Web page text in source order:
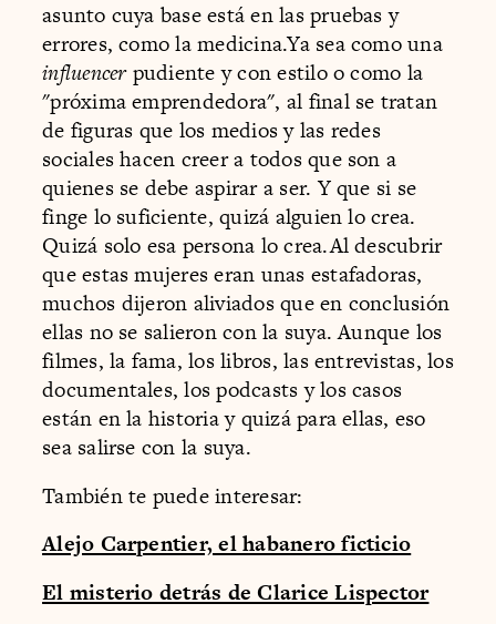
asunto cuya base está en las pruebas y
errores, como la medicina.Ya sea como una
influencerpudiente y con estilo o como la
"próxima emprendedora", al final se tratan
de figuras que los medios y las redes
sociales hacen creer a todos que son a
quienes se debe aspirar a ser. Y que si se
finge lo suficiente, quizá alguien lo crea.
Quizá solo esa persona lo crea.Al descubrir
que estas mujeres eran unas estafadoras,
muchos dijeron aliviados que en conclusión
ellas no se salieron con la suya. Aunque los
filmes, la fama, los libros, las entrevistas, los
documentales, los podcasts y los casos
están en la historia y quizá para ellas, eso
sea salirse con la suya.
También te puede interesar:
Alejo Carpentier, el habanero ficticio
El misterio detrás de Clarice Lispector